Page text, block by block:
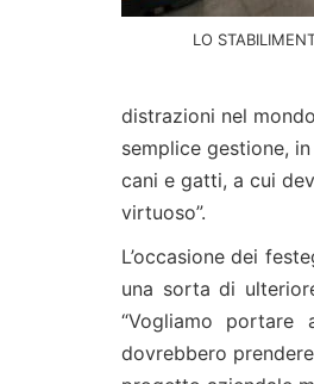
LO
distrazioni nel
semplice gestione,
cani e gatti, a cui
virtuoso”.
L’occasione dei
una sorta di
“Vogliamo
dovrebbero